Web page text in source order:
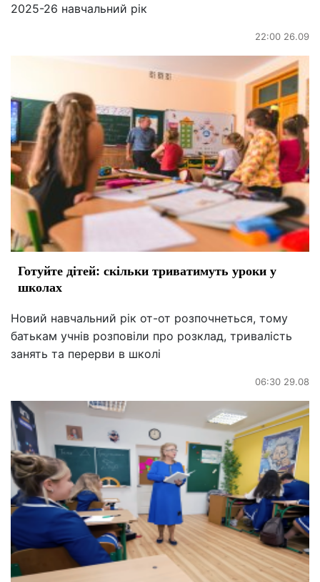
2025-26 навчальний рік
22:00 26.09
Готуйте дітей: скільки триватимуть уроки у
школах
Новий навчальний рік от-от розпочнеться, тому
батькам учнів розповіли про розклад, тривалість
занять та перерви в школі
06:30 29.08